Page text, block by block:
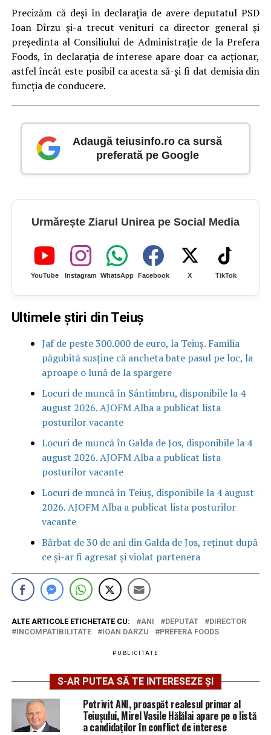
Precizăm că deși în declarația de avere deputatul PSD
Ioan Dîrzu și-a trecut venituri ca director general și
președinta al Consiliului de Administrație de la Prefera
Foods, în declarația de interese apare doar ca acționar,
astfel încât este posibil ca acesta să-și fi dat demisia din
funcția de conducere.
Adaugă teiusinfo.ro ca sursă
preferată pe Google
Urmărește Ziarul Unirea pe Social Media
YouTube Instagram WhatsApp Facebook X TikTok
Ultimele știri din Teiuș
Jaf de peste 300.000 de euro, la Teiuș. Familia
păgubită susține că ancheta bate pasul pe loc, la
aproape o lună de la spargere
Locuri de muncă în Sântimbru, disponibile la 4
august 2026. AJOFM Alba a publicat lista
posturilor vacante
Locuri de muncă în Galda de Jos, disponibile la 4
august 2026. AJOFM Alba a publicat lista
posturilor vacante
Locuri de muncă în Teiuș, disponibile la 4 august
2026. AJOFM Alba a publicat lista posturilor
vacante
Bărbat de 30 de ani din Galda de Jos, reținut după
ce și-ar fi agresat și violat partenera
ALTE ARTICOLE ETICHETATE CU: ANI DEPUTAT
DIRECTOR
INCOMPATIBILITATE
IOAN DARZU PREFERA FOODS
PUBLICITATE
S-AR PUTEA SĂ TE INTERESEZE ȘI
Potrivit ANI, proaspăt realesul primar al
Teiușului, Mirel Vasile Hălălai apare pe o listă
a candidaților în conflict de interese